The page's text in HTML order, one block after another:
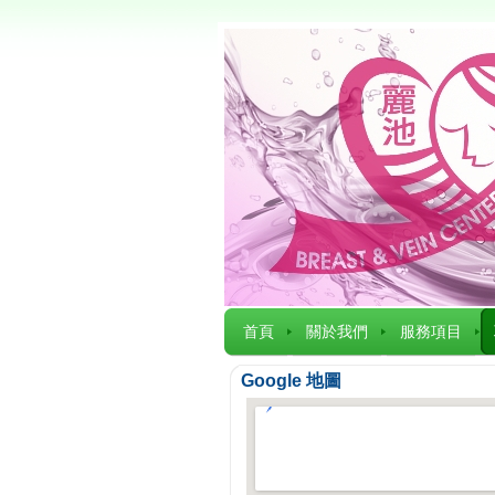
首頁 關於我們 服務項目
Google 地圖